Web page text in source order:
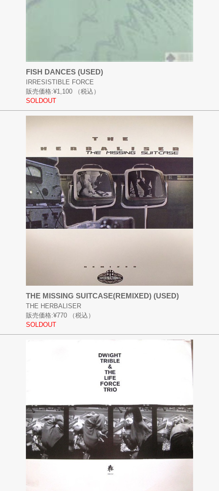
FISH DANCES (USED)
IRRESISTIBLE FORCE
販売価格:¥1,100
（税込）
SOLDOUT
THE MISSING SUITCASE(REMIXED) (USED)
THE HERBALISER
販売価格:¥770
（税込）
SOLDOUT